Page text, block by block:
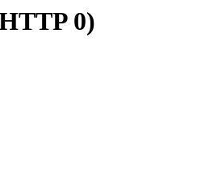
0)